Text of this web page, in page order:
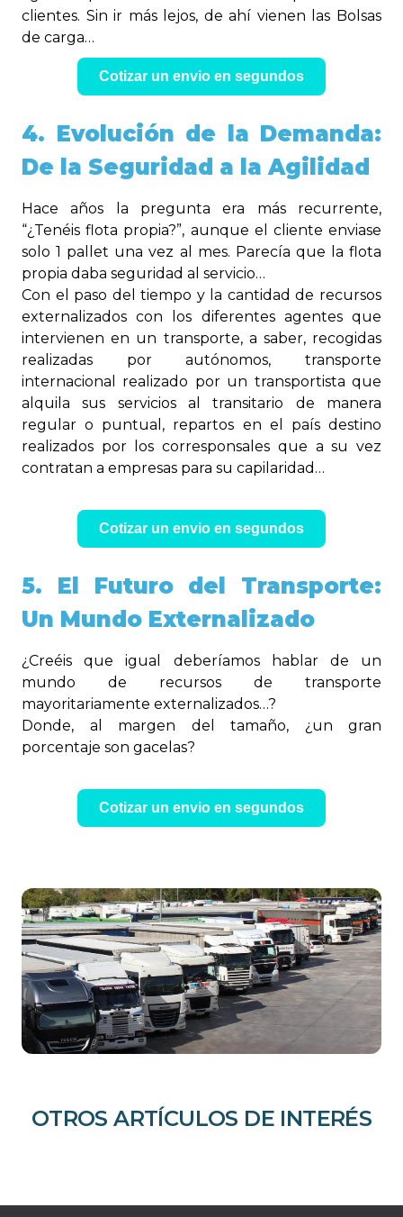
clientes. Sin ir más lejos, de ahí vienen las Bolsas
de carga…
Cotizar un envio en segundos
4. Evolución de la Demanda:
De la Seguridad a la Agilidad
Hace años la pregunta era más recurrente,
“¿Tenéis flota propia?”, aunque el cliente enviase
solo 1 pallet una vez al mes. Parecía que la flota
propia daba seguridad al servicio…
Con el paso del tiempo y la cantidad de recursos
externalizados con los diferentes agentes que
intervienen en un transporte, a saber, recogidas
realizadas por autónomos, transporte
internacional realizado por un transportista que
alquila sus servicios al transitario de manera
regular o puntual, repartos en el país destino
realizados por los corresponsales que a su vez
contratan a empresas para su capilaridad…
Cotizar un envio en segundos
5. El Futuro del Transporte:
Un Mundo Externalizado
¿Creéis que igual deberíamos hablar de un
mundo de recursos de transporte
mayoritariamente externalizados…?
Donde, al margen del tamaño, ¿un gran
porcentaje son gacelas?
Cotizar un envio en segundos
OTROS ARTÍCULOS DE INTERÉS